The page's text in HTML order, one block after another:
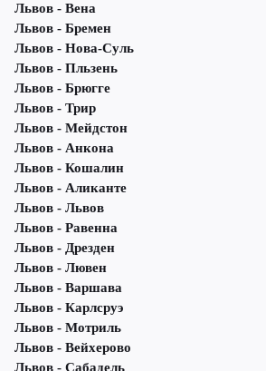
Львов - Вена
Львов - Бремен
Львов - Нова-Суль
Львов - Пльзень
Львов - Брюгге
Львов - Трир
Львов - Мейдстон
Львов - Анкона
Львов - Кошалин
Львов - Аликанте
Львов - Львов
Львов - Равенна
Львов - Дрезден
Львов - Лювен
Львов - Варшава
Львов - Карлсруэ
Львов - Мотриль
Львов - Вейхерово
Львов - Сабадель